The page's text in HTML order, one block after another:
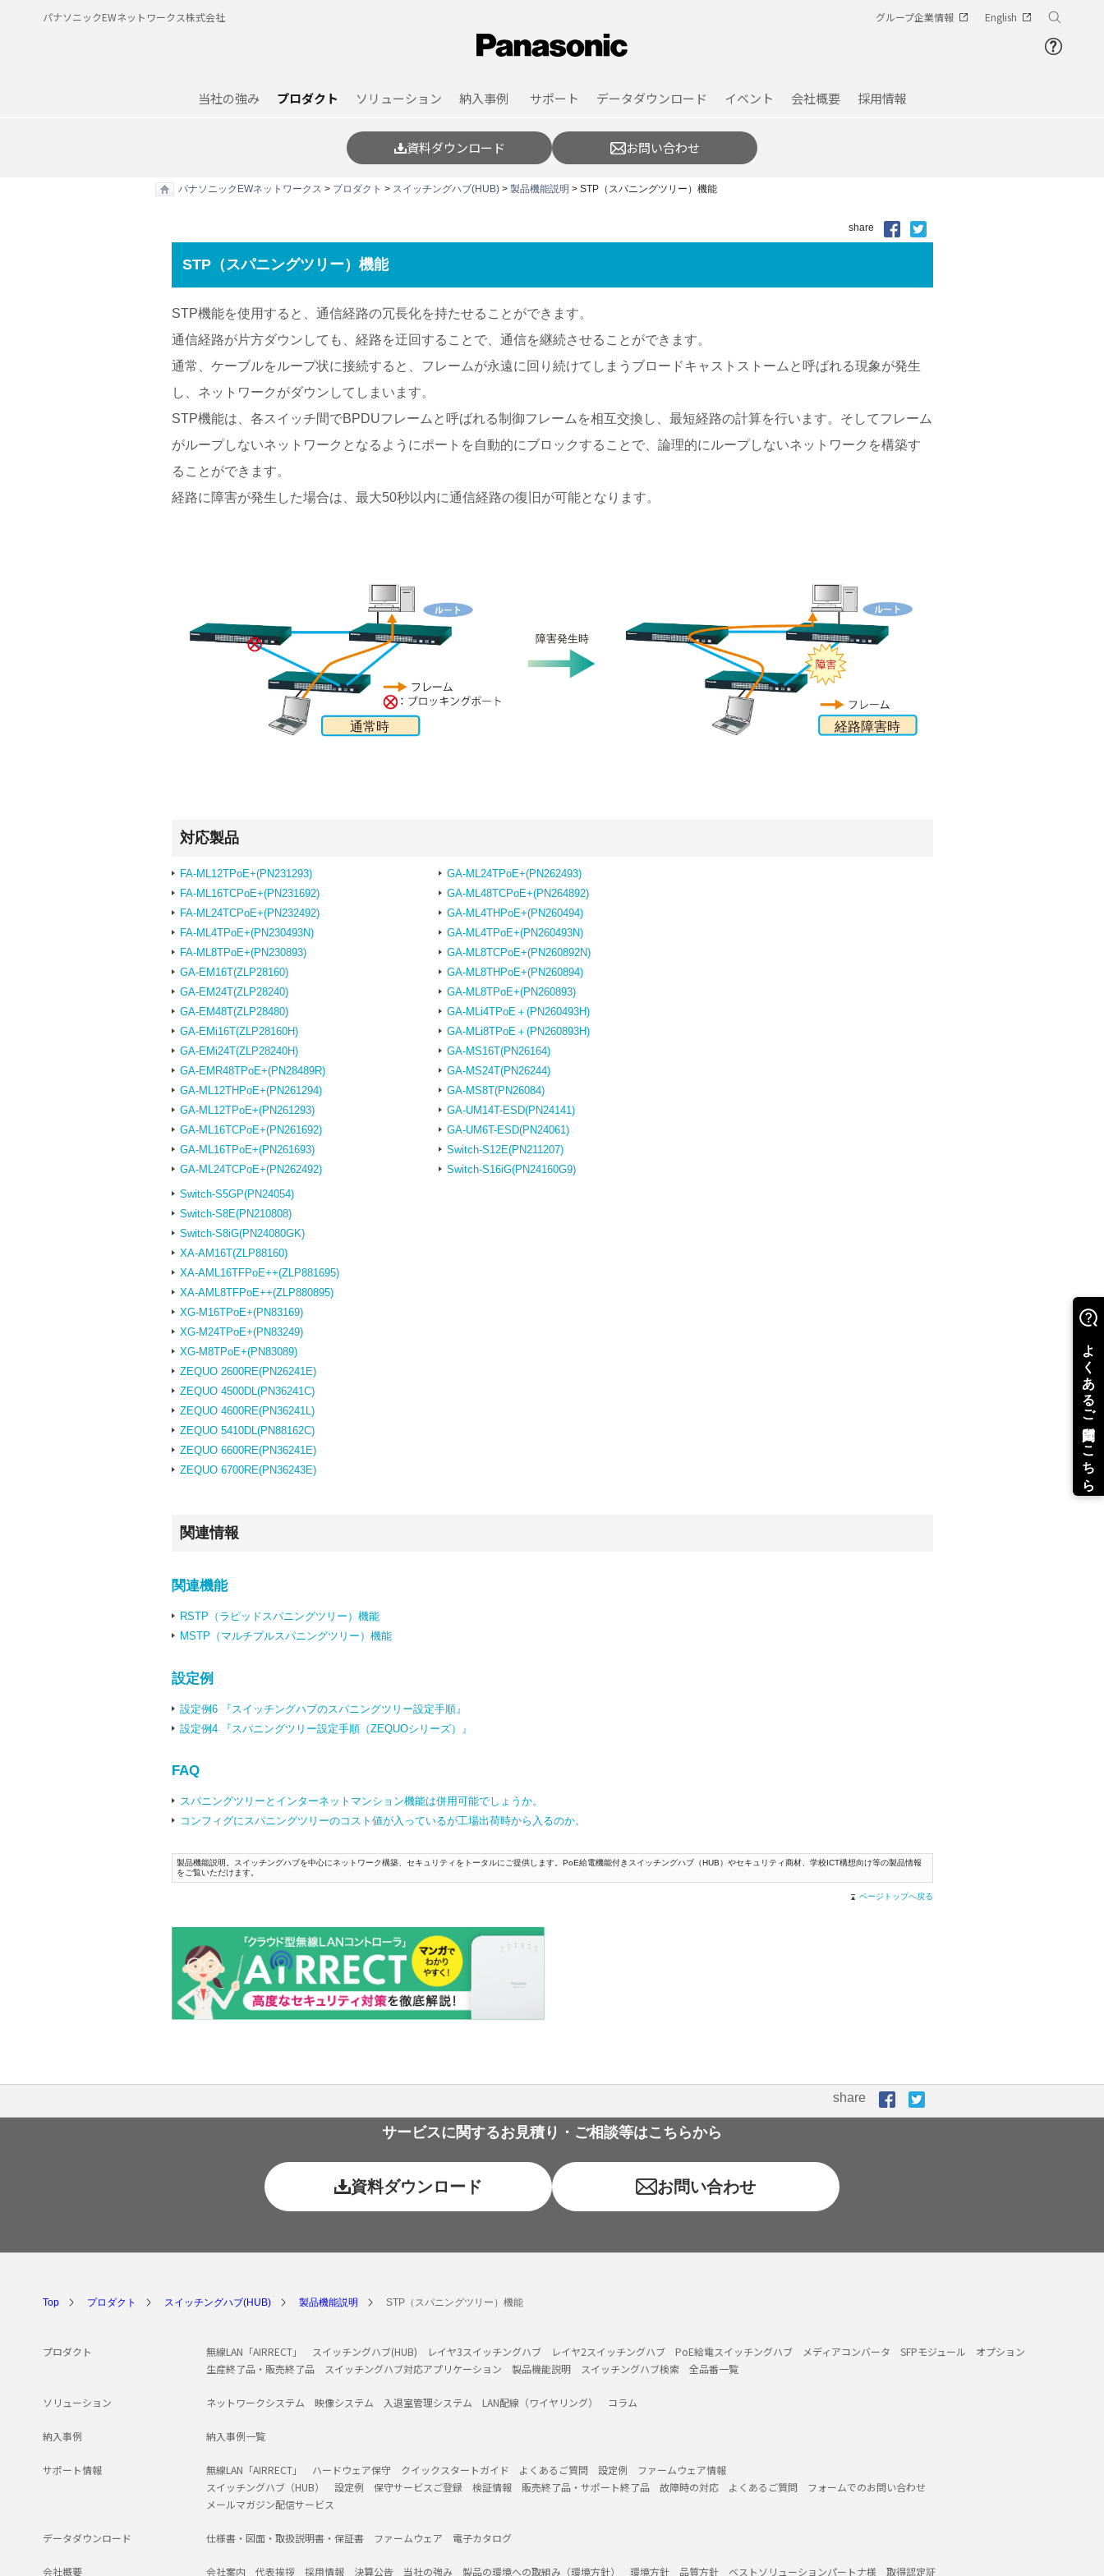
パナソニックEWネットワークス株式会社 グループ企業情報 English
当社の強み プロダクト ソリューション 納入事例 サポート データダウンロード イベント 会社概要 採用情報
資料ダウンロード お問い合わせ
パナソニックEWネットワークス > プロダクト > スイッチングハブ(HUB)> 製品機能説明 > STP（スパニングツリー）機能
share
STP（スパニングツリー）機能
STP機能を使用すると、通信経路の冗長化を持たせることができます。
通信経路が片方ダウンしても、経路を迂回することで、通信を継続させることができます。
通常、ケーブルをループ状に接続すると、フレームが永遠に回り続けてしまうブロードキャストストームと呼ばれる現象が発生
し、ネットワークがダウンしてしまいます。
STP機能は、各スイッチ間でBPDUフレームと呼ばれる制御フレームを相互交換し、最短経路の計算を行います。そしてフレーム
がループしないネットワークとなるようにポートを自動的にブロックすることで、論理的にループしないネットワークを構築す
ることができます。
経路に障害が発生した場合は、最大50秒以内に通信経路の復旧が可能となります。
通常時
障害発生時
経路障害時
対応製品
FA-ML12TPoE+(PN231293)
FA-ML16TCPoE+(PN231692)
FA-ML24TCPoE+(PN232492)
FA-ML4TPoE+(PN230493N)
FA-ML8TPoE+(PN230893)
GA-EM16T(ZLP28160)
GA-EM24T(ZLP28240)
GA-EM48T(ZLP28480)
GA-EMi16T(ZLP28160H)
GA-EMi24T(ZLP28240H)
GA-EMR48TPoE+(PN28489R)
GA-ML12THPoE+(PN261294)
GA-ML12TPoE+(PN261293)
GA-ML16TCPoE+(PN261692)
GA-ML16TPoE+(PN261693)
GA-ML24TCPoE+(PN262492)
GA-ML24TPoE+(PN262493)
GA-ML48TCPoE+(PN264892)
GA-ML4THPoE+(PN260494)
GA-ML4TPoE+(PN260493N)
GA-ML8TCPoE+(PN260892N)
GA-ML8THPoE+(PN260894)
GA-ML8TPoE+(PN260893)
GA-MLi4TPoE＋(PN260493H)
GA-MLi8TPoE＋(PN260893H)
GA-MS16T(PN26164)
GA-MS24T(PN26244)
GA-MS8T(PN26084)
GA-UM14T-ESD(PN24141)
GA-UM6T-ESD(PN24061)
Switch-S12E(PN211207)
Switch-S16iG(PN24160G9)
Switch-S5GP(PN24054)
Switch-S8E(PN210808)
Switch-S8iG(PN24080GK)
XA-AM16T(ZLP88160)
XA-AML16TFPoE++(ZLP881695)
XA-AML8TFPoE++(ZLP880895)
XG-M16TPoE+(PN83169)
XG-M24TPoE+(PN83249)
XG-M8TPoE+(PN83089)
ZEQUO 2600RE(PN26241E)
ZEQUO 4500DL(PN36241C)
ZEQUO 4600RE(PN36241L)
ZEQUO 5410DL(PN88162C)
ZEQUO 6600RE(PN36241E)
ZEQUO 6700RE(PN36243E)
関連情報
関連機能
RSTP（ラピッドスパニングツリー）機能
MSTP（マルチプルスパニングツリー）機能
設定例
設定例6 『スイッチングハブのスパニングツリー設定手順』
設定例4 『スパニングツリー設定手順（ZEQUOシリーズ）』
FAQ
スパニングツリーとインターネットマンション機能は併用可能でしょうか。
コンフィグにスパニングツリーのコスト値が入っているが工場出荷時から入るのか。
製品機能説明。スイッチングハブを中心にネットワーク構築、セキュリティをトータルにご提供します。PoE給電機能付きスイッチングハブ（HUB）やセキュリティ商材、学校ICT構想向け等の製品情報
をご覧いただけます。
ページトップへ戻る
share
サービスに関するお見積り・ご相談等はこちらから
資料ダウンロード お問い合わせ
Top プロダクト スイッチングハブ(HUB) 製品機能説明 STP（スパニングツリー）機能
プロダクト 無線LAN「AIRRECT」 スイッチングハブ(HUB) レイヤ3スイッチングハブ レイヤ2スイッチングハブ PoE給電スイッチングハブ メディアコンバータ SFPモジュール
オプション
生産終了品・販売終了品
スイッチングハブ対応アプリケーション 製品機能説明 スイッチングハブ検索 全品番一覧
ソリューション ネットワークシステム 映像システム 入退室管理システム LAN配線（ワイヤリング） コラム
納入事例 納入事例一覧
サポート情報 無線LAN「AIRRECT」 ハードウェア保守 クイックスタートガイド よくあるご質問 設定例
ファームウェア情報
スイッチングハブ（HUB）
設定例 保守サービスご登録 検証情報 販売終了品・サポート終了品 故障時の対応 よくあるご質問
フォームでのお問い合わせ
メールマガジン配信サービス
データダウンロード 仕様書・図面・取扱説明書・保証書 ファームウェア 電子カタログ
会社概要 会社案内 代表挨拶 採用情報 決算公告 当社の強み 製品の環境への取組み（環境方針） 環境方針 品質方針 ベストソリューションパートナ様 取得認定証